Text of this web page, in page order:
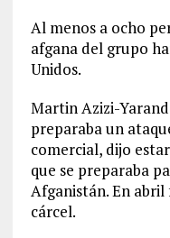
Al menos a ocho
afgana del grupo
Unidos.
Martin Azizi-
preparaba un
comercial, dijo
que se preparaba
Afganistán. En abril
cárcel.